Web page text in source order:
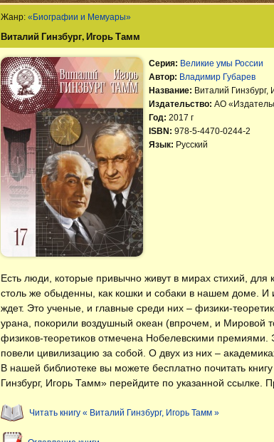
Жанр: «Биографии и Мемуары»
Виталий Гинзбург, Игорь Тамм
Серия: Великие умы России
Автор: Владимир Губарев
Название: Виталий Гинзбург,
Издательство: АО
Год: 2017 г
ISBN: 978-5-4470-0244-2
Язык: Русский
Есть люди, которые привычно живут в мирах стихий, для
столь же обыденны, как кошки и собаки в нашем доме. И
ждет. Это ученые, и главные среди них – физики-
урана, покорили воздушный океан (впрочем, и Мировой
физиков-теоретиков отмечена Нобелевскими
повели цивилизацию за собой. О двух из них –
В нашей библиотеке вы можете бесплатно почитать
Гинзбург, Игорь Тамм» перейдите по указанной ссылке.
Читать книгу « Виталий Гинзбург, Игорь Тамм »